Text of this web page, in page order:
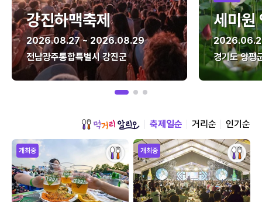
강진하맥축제
2026.08.27 ~ 2026.08.29
전남광주통합특별시 강진군
세미원
경기도 양평
축제일순 거리순 인기순
개최중 개최중